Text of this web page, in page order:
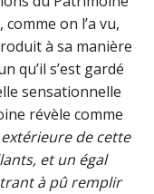
on l’a vu,
à sa manière
qu’il s’est gardé
sensationnelle
révèle comme
de cette
et un égal
à pû remplir